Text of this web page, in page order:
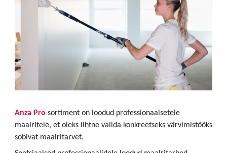
Anza Pro sortiment on loodud professionaalsetele
maalritele, et oleks lihtne valida konkreetseks värvimistööks
sobivat maalritarvet.